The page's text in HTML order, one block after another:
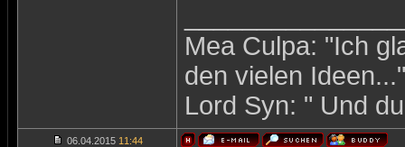
Mea Culpa: "Ich
den vielen Ideen..."
Lord Syn: " Und
06.04.2015 11:44